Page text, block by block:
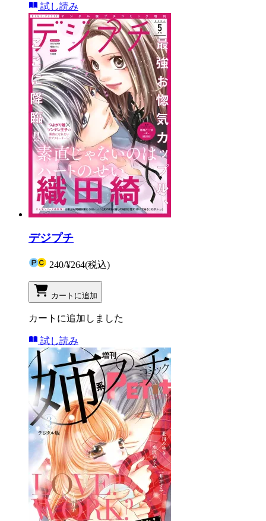
試し読み
デジプチ
240/¥264(税込)
カートに追加
カートに追加しました
試し読み